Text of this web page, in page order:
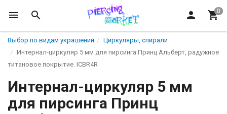
Выбор по видам украшений
Циркуляры, спирали
Интернал-циркуляр 5 мм для пирсинга Принц Альберт, радужное
титановое покрытие. ICBR4R
Интернал-циркуляр 5 мм
для пирсинга Принц